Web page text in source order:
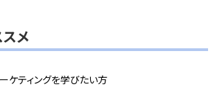
メ
ケティングを学びたい方